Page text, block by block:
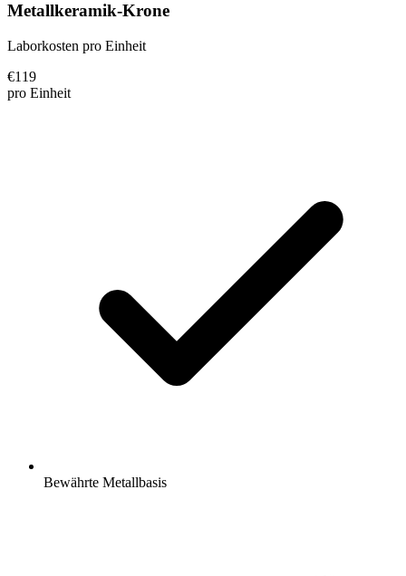
Metallkeramik-Krone
Laborkosten pro Einheit
€119
pro Einheit
Bewährte Metallbasis